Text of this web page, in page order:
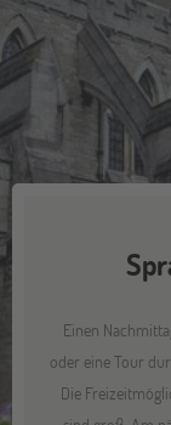
Einen
oder eine Tour
Die